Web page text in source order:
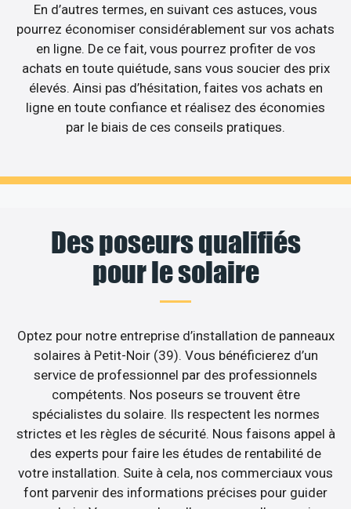
En d’autres termes, en suivant ces astuces, vous
pourrez économiser considérablement sur vos achats
en ligne. De ce fait, vous pourrez profiter de vos
achats en toute quiétude, sans vous soucier des prix
élevés. Ainsi pas d’hésitation, faites vos achats en
ligne en toute confiance et réalisez des économies
par le biais de ces conseils pratiques.
Des poseurs qualifiés
pour le solaire
Optez pour notre entreprise d’installation de panneaux
solaires à Petit-Noir (39). Vous bénéficierez d’un
service de professionnel par des professionnels
compétents. Nos poseurs se trouvent être
spécialistes du solaire. Ils respectent les normes
strictes et les règles de sécurité. Nous faisons appel à
des experts pour faire les études de rentabilité de
votre installation. Suite à cela, nos commerciaux vous
font parvenir des informations précises pour guider